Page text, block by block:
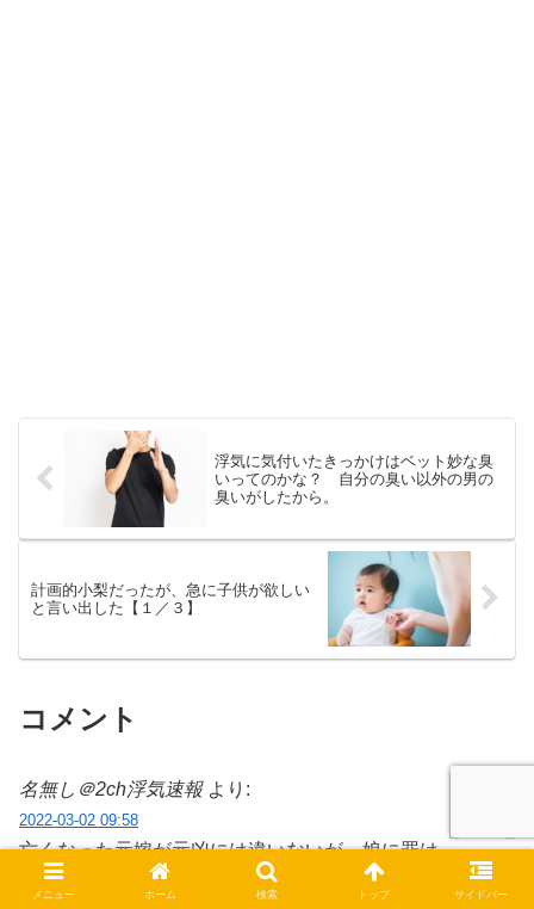
浮気に気付いたきっかけはベット妙な臭
いってのかな？ 自分の臭い以外の男の
臭いがしたから。
計画的小梨だったが、急に子供が欲しい
と言い出した【１／３】
コメント
名無し＠2ch浮気速報 より:
2022-03-02 09:58
亡くなった元嫁が元凶には違いないが、娘に罪は
ないから可哀想だなあ。
メニュー ホーム 検索 トップ サイドバー